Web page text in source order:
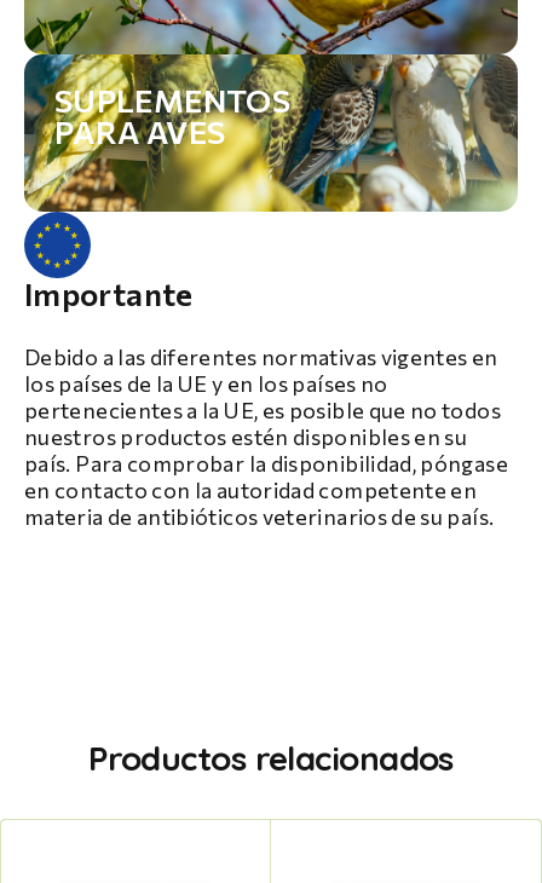
SUPLEMENTOS
PARA AVES
Importante
Debido a las diferentes normativas vigentes en
los países de la UE y en los países no
pertenecientes a la UE, es posible que no todos
nuestros productos estén disponibles en su
país. Para comprobar la disponibilidad, póngase
en contacto con la autoridad competente en
materia de antibióticos veterinarios de su país.
Productos relacionados